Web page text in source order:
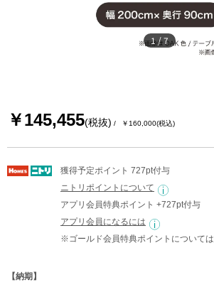
1/7
￥145,455(税抜) ￥160,000(税込)
獲得予定ポイント 727pt付与
ニトリポイントについて
アプリ会員特典ポイント +727pt付与
アプリ会員になるには
※ゴールド会員特典ポイントについては
【納期】